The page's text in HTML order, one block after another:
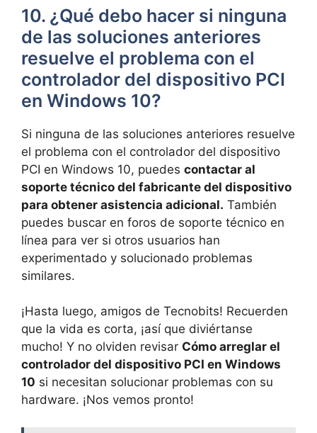
10. ¿Qué debo​ hacer ​si‌ ninguna⁤
de ⁤las soluciones anteriores
resuelve el ⁤problema con el
controlador del dispositivo PCI
en Windows ​10?
Si ninguna ⁢de ⁣las ‍soluciones anteriores resuelve
el problema ⁣con el controlador del​ dispositivo
⁣PCI en ⁢Windows 10, ⁣puedes contactar⁤ al
soporte técnico ⁣del fabricante‍ del dispositivo
para⁣ obtener ⁤asistencia adicional. También
‍puedes buscar en foros​ de soporte técnico en
línea para ver si ‍otros usuarios han⁢
experimentado‍ y solucionado problemas⁤
similares.
¡Hasta luego,‍ amigos de Tecnobits! Recuerden
que la ​vida es corta, ¡así que diviértanse
mucho! Y⁢ no olviden revisar Cómo arreglar​ el⁤
controlador del dispositivo PCI en Windows
10 ‍ si necesitan solucionar problemas⁤ con‍ su
hardware. ¡Nos vemos ‍pronto!